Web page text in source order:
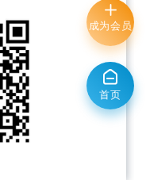
成为会员
首页